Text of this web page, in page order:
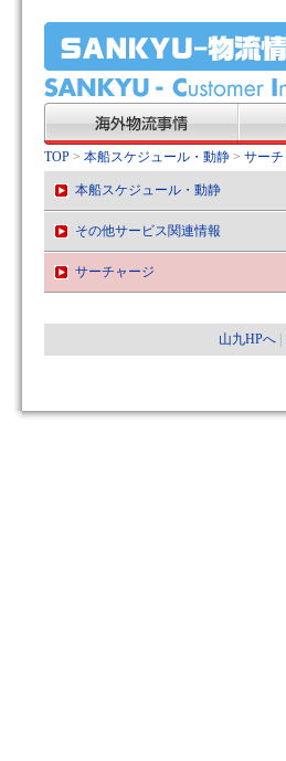
TOP > 本船スケジュール・動静 > サー
本船スケジュール・動静
その他サービス関連情報
サーチャージ
山九HPへ